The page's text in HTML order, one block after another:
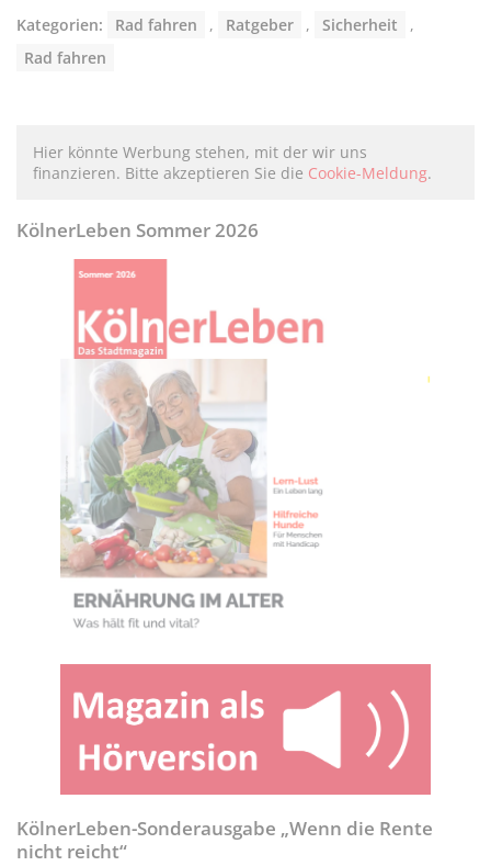
Kategorien: Rad fahren , Ratgeber , Sicherheit
,
Rad fahren
Hier könnte Werbung stehen, mit der wir uns
finanzieren. Bitte akzeptieren Sie die Cookie-Meldung.
KölnerLeben Sommer 2026
KölnerLeben-Sonderausgabe „Wenn die Rente
nicht reicht“